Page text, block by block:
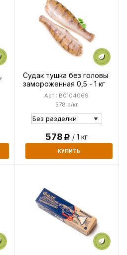
Судак тушка без головы
замороженная 0,5 - 1 кг
578 р/кг
Арт.: B0104069
578Р / 1 кг
КУПИТЬ